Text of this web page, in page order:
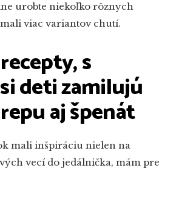
urobte niekoľko rôznych
viac variantov chutí.
s
deti zamilujú
aj špenát
mali inšpiráciu nielen na
vecí do jedálnička, mám pre